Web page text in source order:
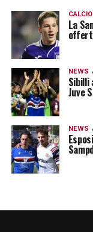
La
NEWS
Sibilli
Juve
NEWS